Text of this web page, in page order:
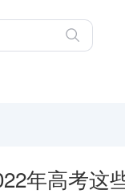
年高考这